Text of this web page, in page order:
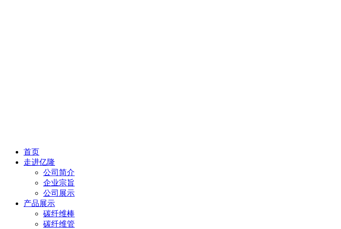
首页
走进亿隆
公司简介
企业宗旨
公司展示
产品展示
碳纤维棒
碳纤维管